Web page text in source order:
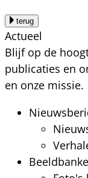
terug
Actueel
Blijf op de
publicaties en
en onze missie.